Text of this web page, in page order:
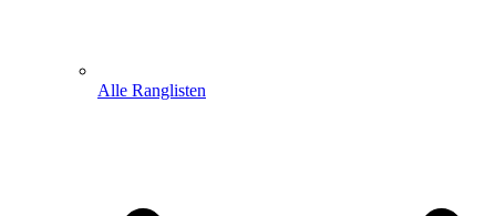
Alle Ranglisten